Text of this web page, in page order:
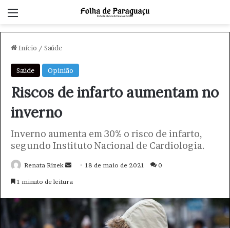
Início / Saúde
Saúde Opinião
Riscos de infarto aumentam no
inverno
Inverno aumenta em 30% o risco de infarto,
segundo Instituto Nacional de Cardiologia.
Renata Rizek 18 de maio de 2021 0
1 minuto de leitura